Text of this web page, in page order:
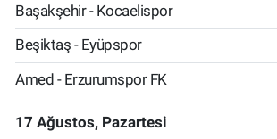
Başakşehir - Kocaelispor
Beşiktaş - Eyüpspor
Amed - Erzurumspor FK
17 Ağustos, Pazartesi